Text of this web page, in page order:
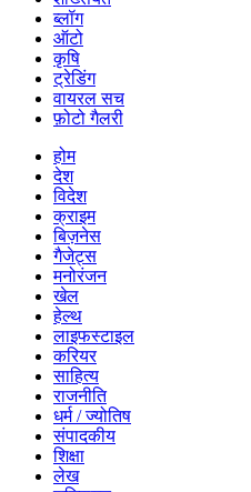
ब्लॉग
ऑटो
कृषि
ट्रेडिंग
वायरल सच
फ़ोटो गैलरी
होम
देश
विदेश
क्राइम
बिज़नेस
गैजेट्स
मनोरंजन
खेल
हेल्थ
लाइफस्टाइल
करियर
साहित्य
राजनीति
धर्म / ज्योतिष
संपादकीय
शिक्षा
लेख